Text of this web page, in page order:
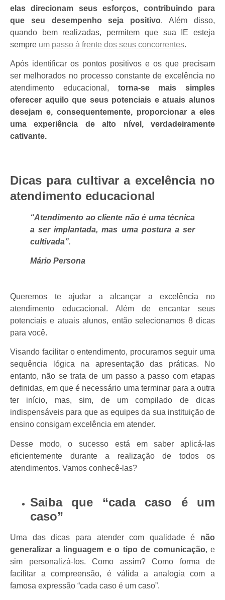
elas direcionam seus esforços, contribuindo para
que seu desempenho seja positivo. Além disso,
quando bem realizadas, permitem que sua IE esteja
sempre um passo à frente dos seus concorrentes.
Após identificar os pontos positivos e os que precisam
ser melhorados no processo constante de excelência no
atendimento educacional, torna-se mais simples
oferecer aquilo que seus potenciais e atuais alunos
desejam e, consequentemente, proporcionar a eles
uma experiência de alto nível, verdadeiramente
cativante.
Dicas para cultivar a excelência no
atendimento educacional
“Atendimento ao cliente não é uma técnica
a ser implantada, mas uma postura a ser
cultivada”.
Mário Persona
Queremos te ajudar a alcançar a excelência no
atendimento educacional. Além de encantar seus
potenciais e atuais alunos, então selecionamos 8 dicas
para você.
Visando facilitar o entendimento, procuramos seguir uma
sequência lógica na apresentação das práticas.
No
entanto, não se trata de um passo a passo com etapas
definidas, em que é necessário uma terminar para a outra
ter início, mas, sim, de um compilado de dicas
indispensáveis para que as equipes da sua instituição de
ensino consigam excelência em atender.
Desse modo, o sucesso está em saber aplicá-las
eficientemente durante a realização de todos os
atendimentos. Vamos conhecê-las?
Saiba que “cada caso é um
caso”
Uma das dicas para atender com qualidade é não
generalizar a linguagem e o tipo de comunicação, e
sim personalizá-los. Como assim?
Como forma de
facilitar a compreensão, é válida a analogia com a
famosa expressão “cada caso é um caso”.